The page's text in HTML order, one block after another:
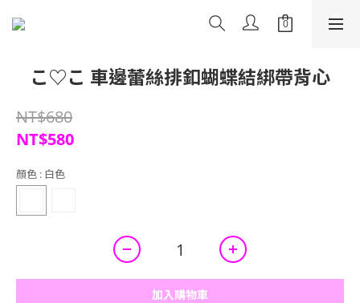
こ♡こ 車邊蕾絲排釦蝴蝶結綁帶背心
NT$680
NT$580
顏色 : 白色
加入購物車